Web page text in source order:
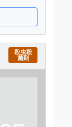
殺虫殺
菌剤